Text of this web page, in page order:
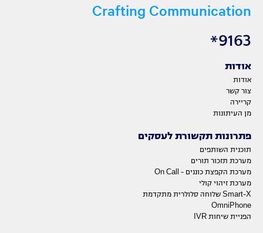
Crafting Communication
9163*
אודות
אודות
צור קשר
קריירה
מן העיתונות
פתרונות תקשורת לעסקים
תוכנית השותפים
מערכת תזכור תורים
מערכת הקפצת כוננים - On Call
מערכת זיהוי קולי
Smart-X שלוחה סלולרית מתקדמת
OmniPhone
הפניית שיחות IVR